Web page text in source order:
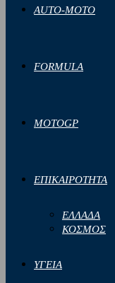
AUTO-MOTO
FORMULA
MOTOGP
ΕΠΙΚΑΙΡΟΤΗΤΑ
ΕΛΛΑΔΑ
ΚΟΣΜΟΣ
ΥΓΕΙΑ